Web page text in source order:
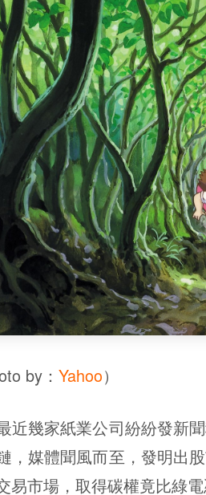
by：Yahoo）
幾家紙業公司紛紛發新聞
，媒體聞風而至，發明出
易市場，取得碳權竟比綠電